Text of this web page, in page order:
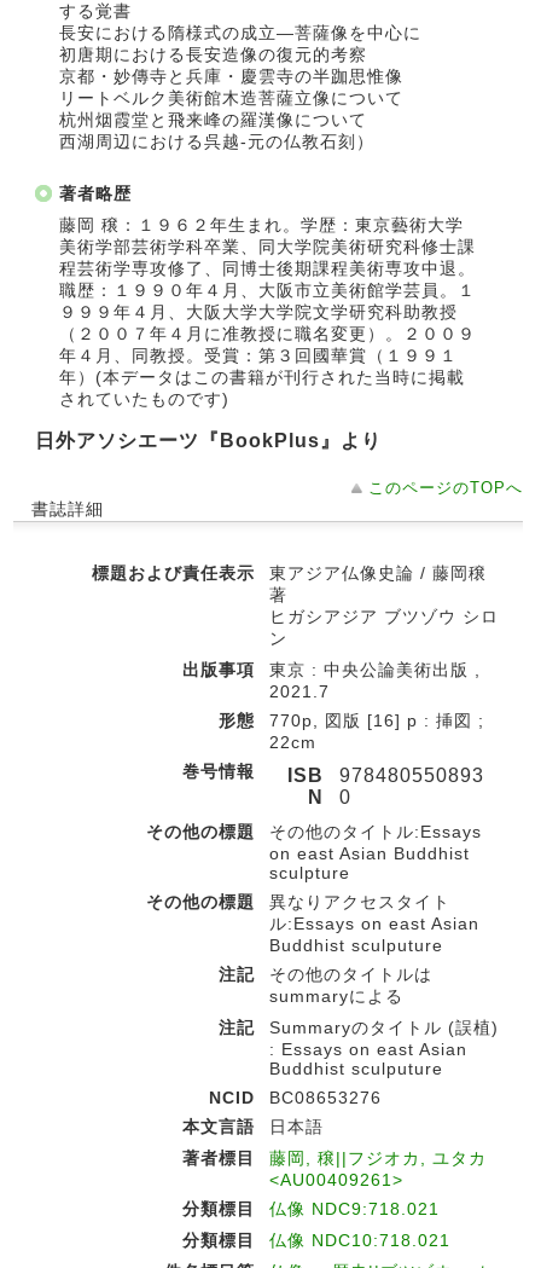
する覚書
長安における隋様式の成立―菩薩像を中心に
初唐期における長安造像の復元的考察
京都・妙傳寺と兵庫・慶雲寺の半跏思惟像
リートベルク美術館木造菩薩立像について
杭州烟霞堂と飛来峰の羅漢像について
西湖周辺における呉越‐元の仏教石刻）
著者略歴
藤岡 穣：１９６２年生まれ。学歴：東京藝術大学
美術学部芸術学科卒業、同大学院美術研究科修士課
程芸術学専攻修了、同博士後期課程美術専攻中退。
職歴：１９９０年４月、大阪市立美術館学芸員。１
９９９年４月、大阪大学大学院文学研究科助教授
（２００７年４月に准教授に職名変更）。２００９
年４月、同教授。受賞：第３回國華賞（１９９１
年）(本データはこの書籍が刊行された当時に掲載
されていたものです)
日外アソシエーツ『BookPlus』より
このページのTOPへ
書誌詳細
標題および責任表示
東アジア仏像史論 / 藤岡穣
著
ヒガシアジア ブツゾウ シロ
ン
出版事項
東京 : 中央公論美術出版 ,
2021.7
形態
770p, 図版 [16] p : 挿図 ;
22cm
巻号情報
ISB
N
978480550893
0
その他の標題
その他のタイトル:Essays
on east Asian Buddhist
sculpture
その他の標題
異なりアクセスタイト
ル:Essays on east Asian
Buddhist sculputure
注記
その他のタイトルは
summaryによる
注記
Summaryのタイトル (誤植)
: Essays on east Asian
Buddhist sculputure
NCID
BC08653276
本文言語
日本語
著者標目
藤岡, 穣||フジオカ, ユタカ
<AU00409261>
分類標目
仏像 NDC9:718.021
分類標目
仏像 NDC10:718.021